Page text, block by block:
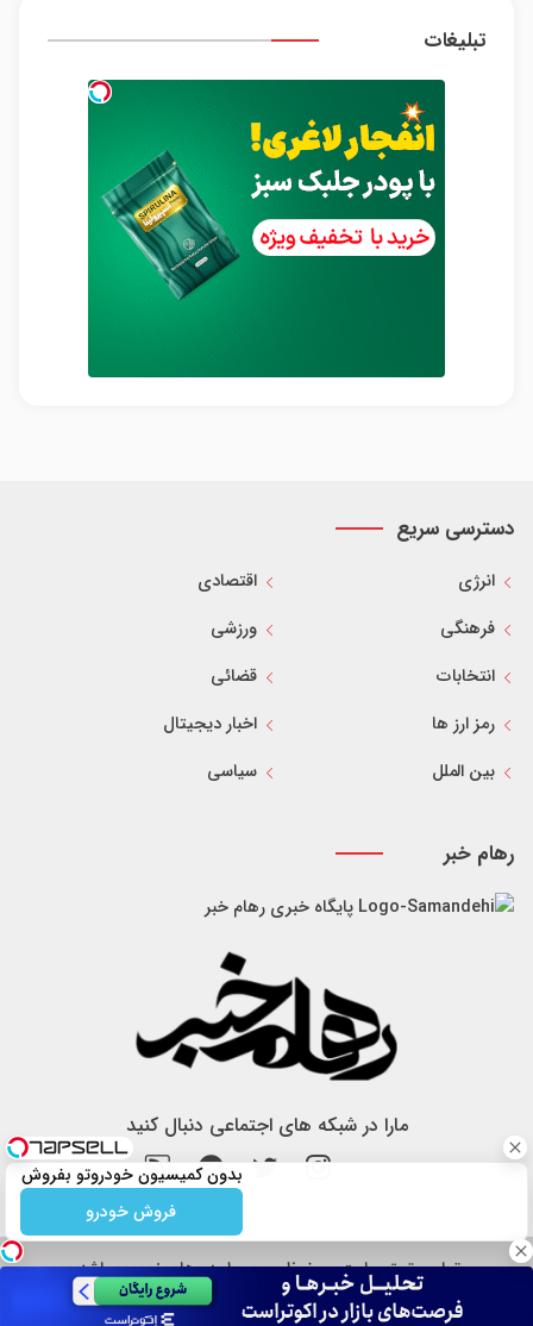
تبلیغات
دسترسی سریع
انرژی
اقتصادی
فرهنگی
ورزشی
انتخابات
قضائی
رمز ارز ها
اخبار دیجیتال
بین الملل
سیاسی
رهام خبر
پایگاه خبری رهام خبر
مارا در شبکه های اجتماعی دنبال کنید
تمام حقوق سایت محفوظ و مربوط به رهام خبر می باشد.
هرگونه کپی برداری از طرح سایت ممنوع است.
بدون کمیسیون خودروتو بفروش
فروش خودرو